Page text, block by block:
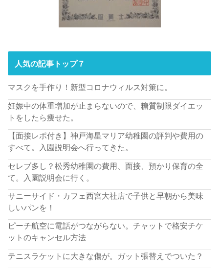
人気の記事トップ７
マスクを手作り！新型コロナウィルス対策に。
妊娠中の体重増加が止まらないので、糖質制限ダイエッ
トをしたら痩せた。
【面接レポ付き】神戸海星マリア幼稚園の評判や費用の
すべて。入園説明会へ行ってきた。
セレブ多し？松秀幼稚園の費用、面接、預かり保育の全
て。入園説明会に行く。
サニーサイド・カフェ西宮大社店で子供と早朝から美味
しいパンを！
ピーチ航空に電話がつながらない。チャットで格安チケ
ットのキャンセル方法
テニスラケットに大きな傷が。ガット張替えでついた？